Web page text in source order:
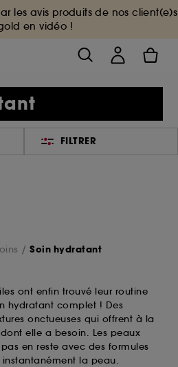
les avis produits de nos client(e)s
en vidéo !
FILTRER
Soin hydratant
ont enfin trouvé leur routine
hydratant complet ! Des
onctueuses qui offrent à la
elle a besoin. Les peaux
en reste avec des formules
la peau.